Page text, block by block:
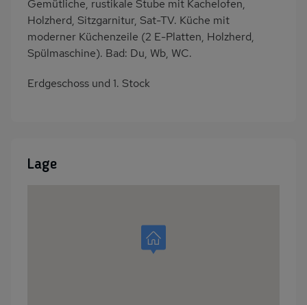
Gemütliche, rustikale Stube mit Kachelofen,
Holzherd, Sitzgarnitur, Sat-TV. Küche mit
moderner Küchenzeile (2 E-Platten, Holzherd,
Spülmaschine). Bad: Du, Wb, WC.
Erdgeschoss und 1. Stock
Lage